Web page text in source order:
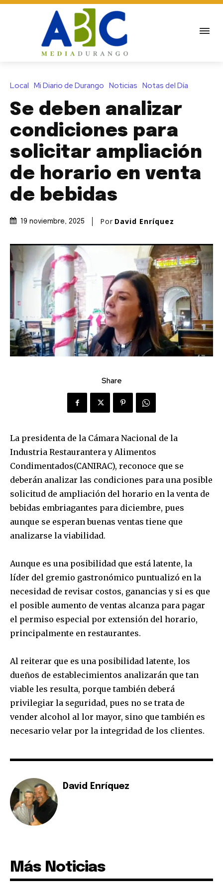
Local Mi Diario de Durango Noticias Notas del Día
Se deben analizar
condiciones para
solicitar ampliación
de horario en venta
de bebidas
19 noviembre, 2025 Por David Enríquez
Share
La presidenta de la Cámara Nacional de la
Industria Restaurantera y Alimentos
Condimentados(CANIRAC), reconoce que se
deberán analizar las condiciones para una posible
solicitud de ampliación del horario en la venta de
bebidas embriagantes para diciembre, pues
aunque se esperan buenas ventas tiene que
analizarse la viabilidad.
Aunque es una posibilidad que está latente, la
líder del gremio gastronómico puntualizó en la
necesidad de revisar costos, ganancias y si es que
el posible aumento de ventas alcanza para pagar
el permiso especial por extensión del horario,
principalmente en restaurantes.
Al reiterar que es una posibilidad latente, los
dueños de establecimientos analizarán que tan
viable les resulta, porque también deberá
privilegiar la seguridad, pues no se trata de
vender alcohol al lor mayor, sino que también es
necesario velar por la integridad de los clientes.
David Enríquez
Más Noticias